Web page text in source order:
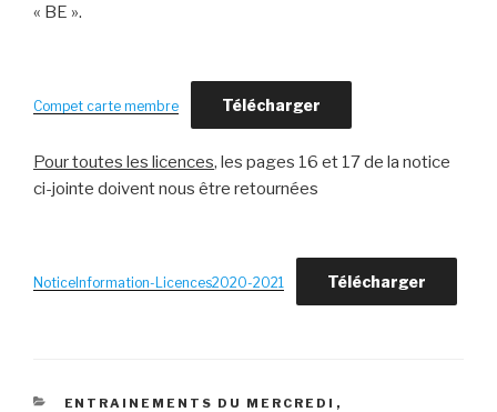
« BE ».
Compet carte membre Télécharger
Pour toutes les licences, les pages 16 et 17 de la notice
ci-jointe doivent nous être retournées
NoticeInformation-Licences2020-2021 Télécharger
CATÉGORIES
ENTRAINEMENTS DU MERCREDI ,